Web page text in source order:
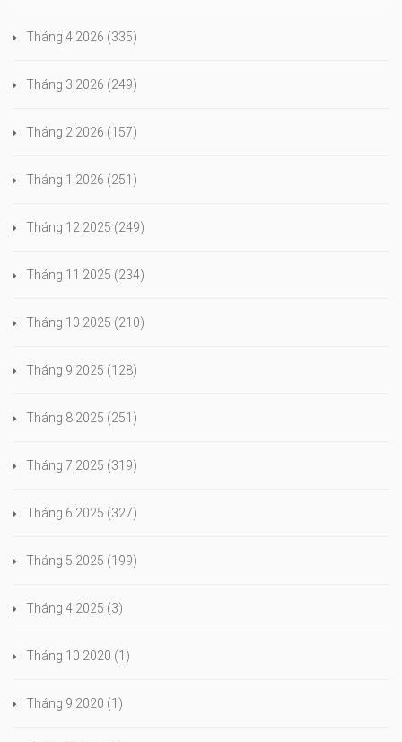
Tháng 4 2026 (335)
Tháng 3 2026 (249)
Tháng 2 2026 (157)
Tháng 1 2026 (251)
Tháng 12 2025 (249)
Tháng 11 2025 (234)
Tháng 10 2025 (210)
Tháng 9 2025 (128)
Tháng 8 2025 (251)
Tháng 7 2025 (319)
Tháng 6 2025 (327)
Tháng 5 2025 (199)
Tháng 4 2025 (3)
Tháng 10 2020 (1)
Tháng 9 2020 (1)